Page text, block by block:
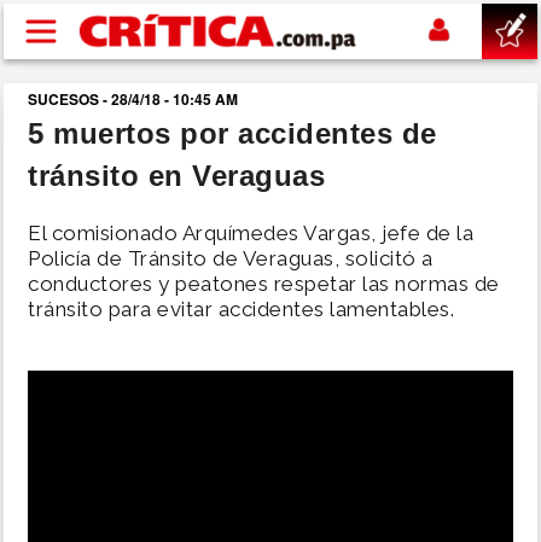
Pasar al contenido principal
buscar
SUCESOS
NACIONAL
POLÍTICA
SUCESOS - 28/4/18 - 10:45 AM
5 muertos por accidentes de
tránsito en Veraguas
El comisionado Arquímedes Vargas, jefe de la
Policía de Tránsito de Veraguas, solicitó a
conductores y peatones respetar las normas de
tránsito para evitar accidentes lamentables.